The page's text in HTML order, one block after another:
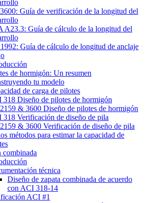
Guía de verificación de la longitud del
A23.3: Guía de cálculo de la longitud del
Guía de cálculo de longitud de anclaje
de hormigón: Un resumen
tu modelo
de carga de pilotes
318 Diseño de pilotes de hormigón
& 3600 Diseño de pilotes de hormigón
318 Verificación de diseño de pila
& 3600 Verificación de diseño de pila
métodos para estimar la capacidad de
combinada
técnica
Diseño de zapata combinada de acuerdo
con ACI 318-14
ACI #1